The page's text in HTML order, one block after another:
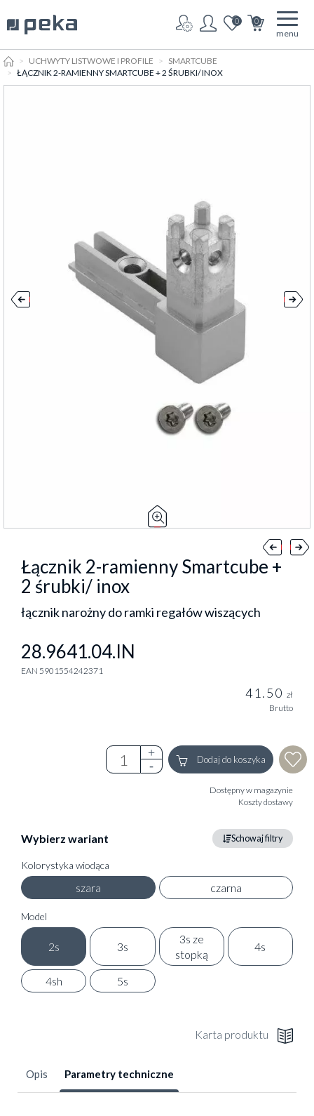
0 0
menu
HOMEUCHWYTY LISTWOWE I PROFILE
SMARTCUBE
ŁĄCZNIK 2-RAMIENNY SMARTCUBE + 2 ŚRUBKI/ INOX
Łącznik 2-ramienny Smartcube +
2 śrubki/ inox
łącznik narożny do ramki regałów wiszących
28.9641.04.IN
EAN 5901554242371
41.50 zł
Brutto
Dodaj do koszyka
Dostępny w magazynie
Koszty dostawy
Wybierz wariant Schowaj filtry
Kolorystyka wiodąca
szara czarna
Model
2s 3s
3s ze
stopką
4s
4sh 5s
Karta produktu
Opis Parametry techniczne